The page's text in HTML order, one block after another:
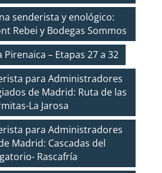
senderista y enológico:
Rebei y Bodegas Sommos
Pirenaica – Etapas 27 a 32
para Administradores
de Madrid: Ruta de las
La Jarosa
para Administradores
Madrid: Cascadas del
Rascafría